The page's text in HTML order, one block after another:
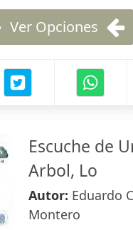
Ver Opciones
Escuche de
Arbol, Lo
Autor: Eduardo
Montero